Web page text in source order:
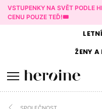
VSTUPENKY NA SVĚT PODLE
CENU POUZE TEĎ!🎟️
LETNÍ
ŽENY A